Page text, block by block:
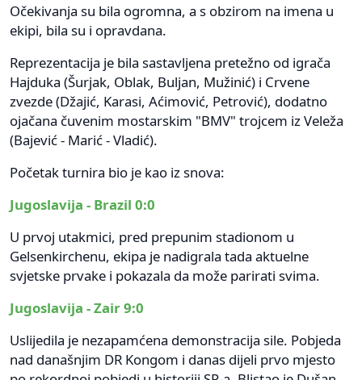
Očekivanja su bila ogromna, a s obzirom na imena u
ekipi, bila su i opravdana.
Reprezentacija je bila sastavljena pretežno od igrača
Hajduka (Šurjak, Oblak, Buljan, Mužinić) i Crvene
zvezde (Džajić, Karasi, Aćimović, Petrović), dodatno
ojačana čuvenim mostarskim "BMV" trojcem iz Veleža
(Bajević - Marić - Vladić).
Početak turnira bio je kao iz snova:
Jugoslavija - Brazil 0:0
U prvoj utakmici, pred prepunim stadionom u
Gelsenkirchenu, ekipa je nadigrala tada aktuelne
svjetske prvake i pokazala da može parirati svima.
Jugoslavija - Zair 9:0
Uslijedila je nezapamćena demonstracija sile. Pobjeda
nad današnjim DR Kongom i danas dijeli prvo mjesto